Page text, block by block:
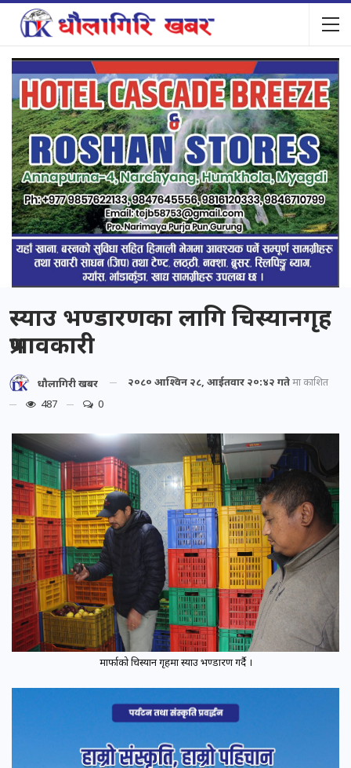
स्याउ भण्डारणका लागि चिस्यानगृह
प्रभावकारी
धौलागिरी खबर २०८० आश्विन २८, आईतवार २०:४२ गतेमा प्रकाशित
487
0
मार्फाको चिस्यान गृहमा स्याउ भण्डारण गर्दै ।